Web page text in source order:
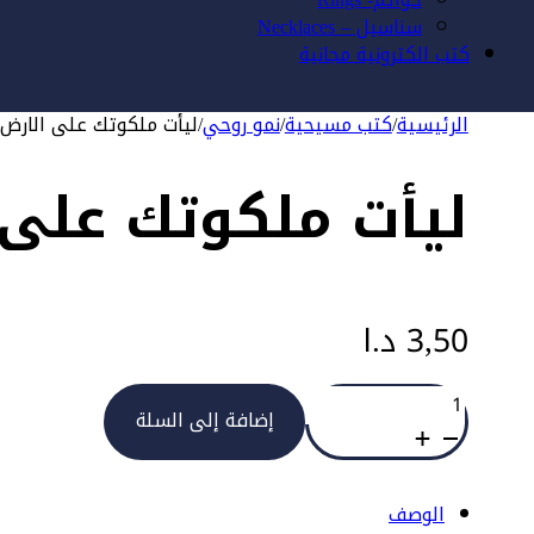
سناسيل – Necklaces
كتب الكترونية مجانية
الرئيسية/كتب مسيحية/نمو روحي/ليأت ملكوتك على الارض
ليأت ملكوتك
3,50 د.ا
كميةليأت
ملكوتك
على
الارض
إضافة إلى السلة
الوصف